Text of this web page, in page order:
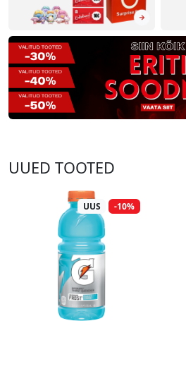
UUED TOOTED
UUS -10%